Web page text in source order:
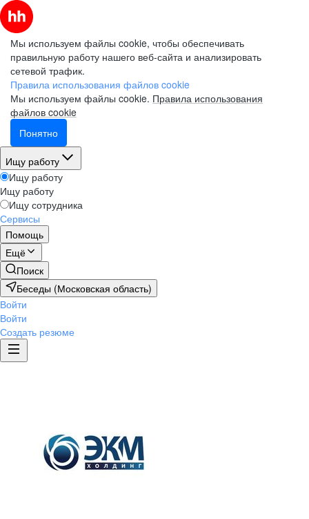
Мы используем файлы cookie, чтобы обеспечивать
правильную работу нашего веб-сайта и анализировать
сетевой трафик.
Правила использования файлов cookie
Мы используем файлы cookie. Правила использования
файлов cookie
Понятно
Ищу работу
Ищу работу
Ищу работу
Ищу сотрудника
Сервисы
Помощь
Ещё
Поиск
Беседы (Московская область)
Войти
Войти
Создать резюме